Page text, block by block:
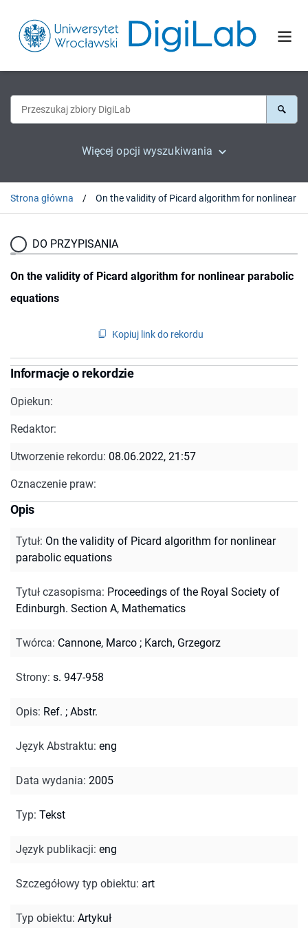
Więcej opcji wyszukiwania
Strona główna
DO PRZYPISANIA
On the validity of Picard algorithm for nonlinear parabolic
equations
Kopiuj link do rekordu
Informacje o rekordzie
Opiekun:
Redaktor:
Utworzenie rekordu: 08.06.2022, 21:57
Oznaczenie praw:
Opis
Tytuł: On the validity of Picard algorithm for nonlinear
parabolic equations
Tytuł czasopisma: Proceedings of the Royal Society of
Edinburgh. Section A, Mathematics
Twórca: Cannone, Marco ; Karch, Grzegorz
Strony: s. 947-958
Opis: Ref. ; Abstr.
Język Abstraktu: eng
Data wydania: 2005
Typ: Tekst
Język publikacji: eng
Szczegółowy typ obiektu: art
Typ obiektu: Artykuł